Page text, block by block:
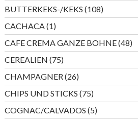
BUTTERKEKS-/KEKS 108108
Produkte
CACHACA 11
Produkt
CAFE CREMA GANZE BOHNE 4848
CEREALIEN 7575
Produkte
CHAMPAGNER 2626
Produkte
CHIPS UND STICKS 7575
Produkte
COGNAC/CALVADOS 55